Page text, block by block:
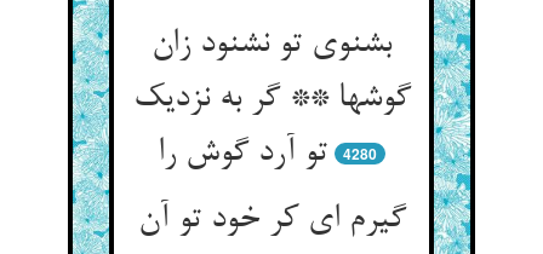
بشنوی تو نشنود زان
گوشها ** گر به نزدیک
تو آرد گوش را
4280
گیرم ای کر خود تو آن